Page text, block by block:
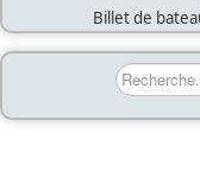
Billet de
Rechercher